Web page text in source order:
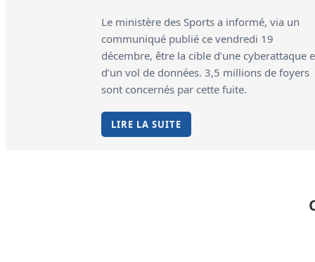
Le ministère des Sports a informé, via un
communiqué publié ce vendredi 19
décembre, être la cible d’une cyberattaque
d’un vol de données. 3,5 millions de foyers
sont concernés par cette fuite.
LIRE LA SUITE